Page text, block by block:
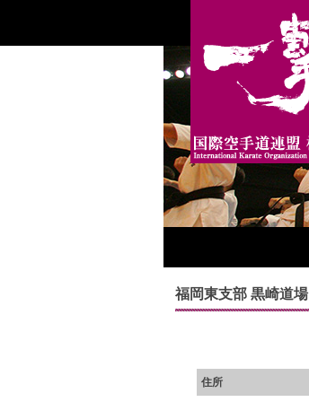
福岡東支部 黒崎道場
住所